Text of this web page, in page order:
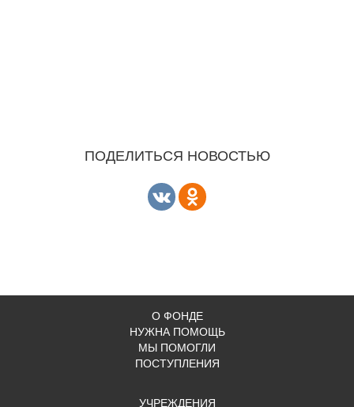
ПОДЕЛИТЬСЯ НОВОСТЬЮ
О ФОНДЕ
НУЖНА ПОМОЩЬ
МЫ ПОМОГЛИ
ПОСТУПЛЕНИЯ
УЧРЕЖДЕНИЯ